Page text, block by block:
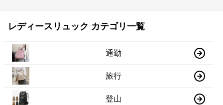
レディースリュック カテゴリ一覧
通勤
旅行
登山